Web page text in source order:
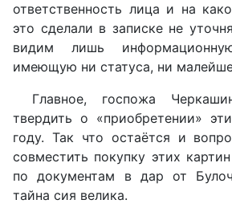
ответственность лица и на
это сделали в записке не
видим лишь
имеющую ни статуса, ни
Главное, госпожа
твердить о «приобретении»
году. Так что остаётся и
совместить покупку этих
по документам в дар от
тайна сия велика.